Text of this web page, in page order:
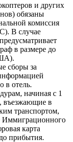
и других
обязаны
комиссия
В случае
в размере до
сборы за
в отель.
начиная с 1
въезжающие в
транспортом,
Иммиграционного
карта
прибытия.